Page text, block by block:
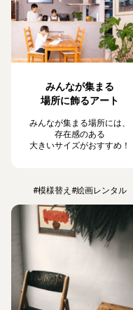
みんなが集まる
場所に飾るアート
みんなが集まる場所には、
存在感のある
大きいサイズがおすすめ！
#模様替え #絵画レンタル